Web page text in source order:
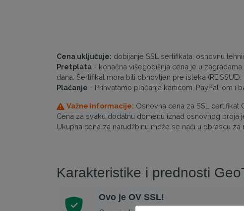
Cena uključuje: dobijanje SSL sertifikata, osnovnu
Pretplata - konačna višegodišnja cena je u
dana. Sertifikat mora biti obnovljen pre isteka
Plaćanje - Prihvatamo plaćanja karticom, PayPal-om i
Važne informacije: Osnovna cena za SSL certifikat
Cena za svaku dodatnu domenu iznad osnovnog
Ukupna cena za narudžbinu može se naći u obrascu za
Karakteristike i prednosti
Ovo je OV SSL!